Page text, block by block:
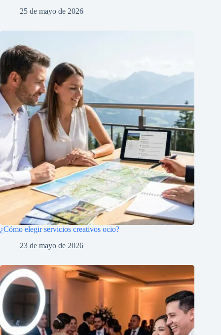
25 de mayo de 2026
¿Cómo elegir servicios creativos ocio?
23 de mayo de 2026